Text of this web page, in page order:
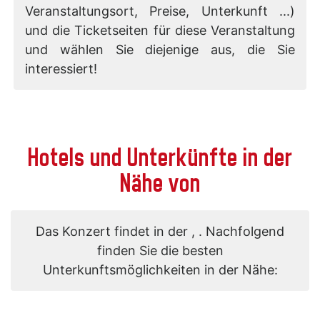
Veranstaltungsort, Preise, Unterkunft ...)
und die Ticketseiten für diese Veranstaltung
und wählen Sie diejenige aus, die Sie
interessiert!
Hotels und Unterkünfte in der
Nähe von
Das Konzert findet in der , . Nachfolgend
finden Sie die besten
Unterkunftsmöglichkeiten in der Nähe: